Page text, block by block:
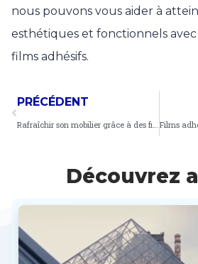
nous pouvons vous aider à
esthétiques et fonctionnels
films adhésifs.
PRÉCÉDENT
Rafraîchir son mobilier grâce à des films adhésifs meubles Eurécla
Découvrez